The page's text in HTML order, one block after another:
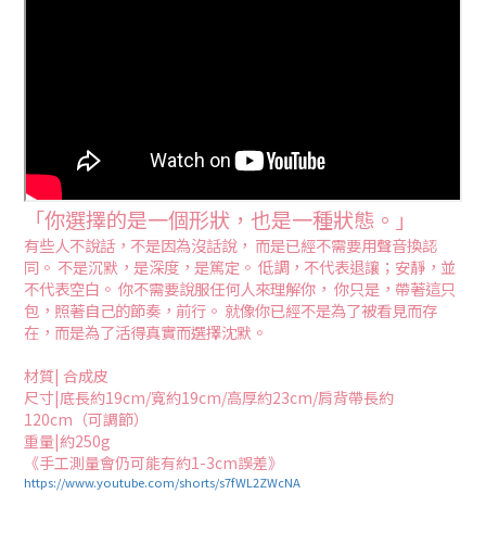
「你選擇的是一個形狀，也是一種狀態。」
有些人不說話，不是因為沒話說， 而是已經不需要用聲音換認
同。 不是沉默，是深度，是篤定。 低調，不代表退讓；安靜，並
不代表空白。 你不需要說服任何人來理解你， 你只是，帶著這只
包，照著自己的節奏，前行。 就像你已經不是為了被看見而存
在，而是為了活得真實而選擇沈默。
材質| 合成皮
尺寸|底長約19cm/寬約19cm/高厚約23cm/肩背帶長約
120cm（可調節）
重量|約250g
《手工測量會仍可能有約1-3cm誤差》
https://www.youtube.com/shorts/s7fWL2ZWcNA